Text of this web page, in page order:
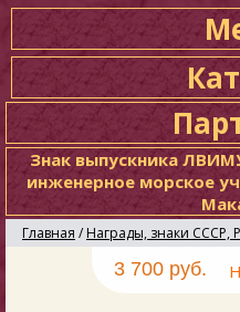
Знак выпускника
инженерное морское
Главная / Награды, знаки СССР,
3 700 руб.